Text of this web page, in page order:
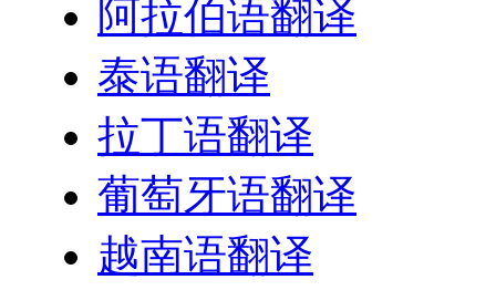
阿拉伯语翻译
泰语翻译
拉丁语翻译
葡萄牙语翻译
越南语翻译